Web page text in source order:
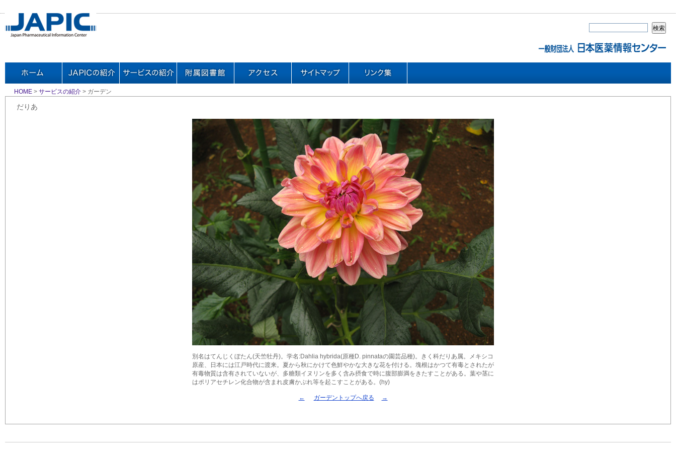
HOME > サービスの紹介 > ガーデン
だりあ
別名はてんじくぼたん(天竺牡丹)。学名:Dahlia hybrida(原種D. pinnataの園芸品種)。きく科だりあ属。メキシコ
原産、日本には江戸時代に渡来。夏から秋にかけて色鮮やかな大きな花を付ける。塊根はかつて有毒とされたが
有毒物質は含有されていないが、多糖類イヌリンを多く含み摂食で時に腹部膨満をきたすことがある。葉や茎に
はポリアセチレン化合物が含まれ皮膚かぶれ等を起こすことがある。(hy)
← ガーデントップへ戻る →